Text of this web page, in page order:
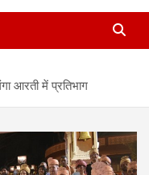
आरती में प्रतिभाग